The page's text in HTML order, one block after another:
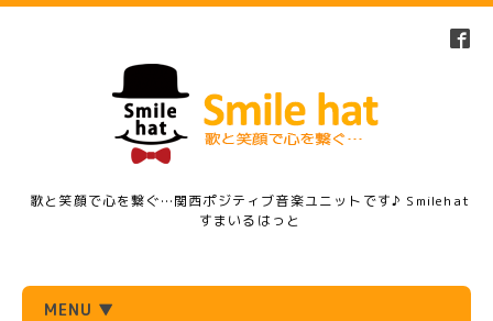
歌と笑顔で心を繋ぐ…関西ポジティブ音楽ユニットです♪ Smilehat
すまいるはっと
MENU ▼